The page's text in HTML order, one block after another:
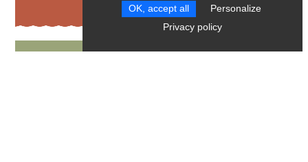
OK, accept all Personalize
Privacy policy